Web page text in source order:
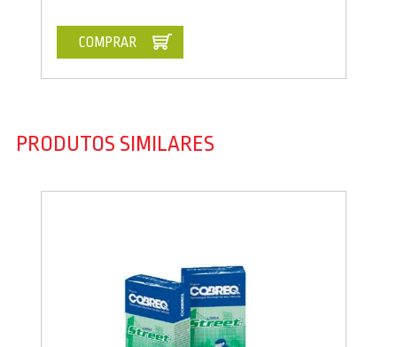
COMPRAR
PRODUTOS SIMILARES